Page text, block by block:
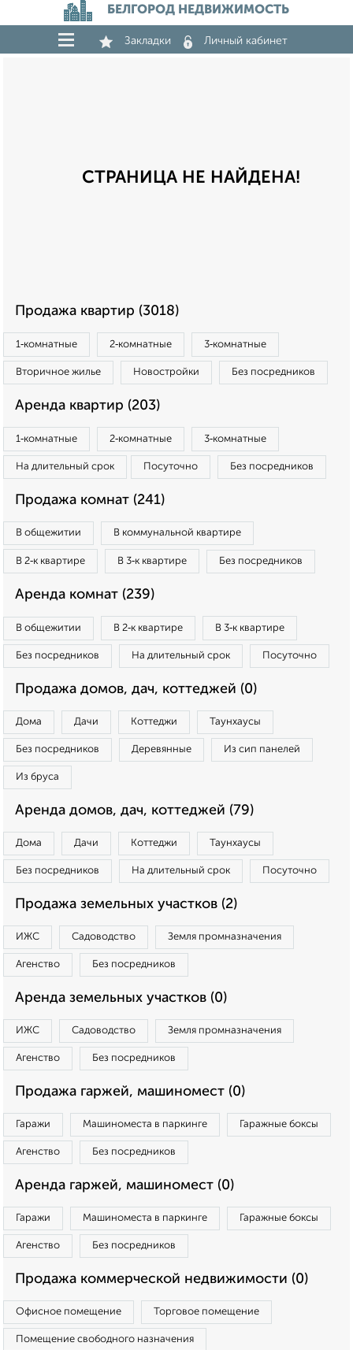
БЕЛГОРОД НЕДВИЖИМОСТЬ
Закладки Личный кабинет
СТРАНИЦА НЕ НАЙДЕНА!
Продажа квартир (3018)
1‑комнатные 2‑комнатные 3‑комнатные
Вторичное жилье Новостройки Без посредников
Аренда квартир (203)
1‑комнатные 2‑комнатные 3‑комнатные
На длительный срок Посуточно Без посредников
Продажа комнат (241)
В общежитии В коммунальной квартире
В 2‑к квартире В 3‑к квартире Без посредников
Аренда комнат (239)
В общежитии В 2‑к квартире В 3‑к квартире
Без посредников На длительный срок Посуточно
Продажа домов, дач, коттеджей (0)
Дома Дачи Коттеджи Таунхаусы
Без посредников Деревянные Из сип панелей
Из бруса
Аренда домов, дач, коттеджей (79)
Дома Дачи Коттеджи Таунхаусы
Без посредников На длительный срок Посуточно
Продажа земельных участков (2)
ИЖС Садоводство Земля промназначения
Агенство Без посредников
Аренда земельных участков (0)
ИЖС Садоводство Земля промназначения
Агенство Без посредников
Продажа гаржей, машиномест (0)
Гаражи Машиноместа в паркинге Гаражные боксы
Агенство Без посредников
Аренда гаржей, машиномест (0)
Гаражи Машиноместа в паркинге Гаражные боксы
Агенство Без посредников
Продажа коммерческой недвижимости (0)
Офисное помещение Торговое помещение
Помещение свободного назначения